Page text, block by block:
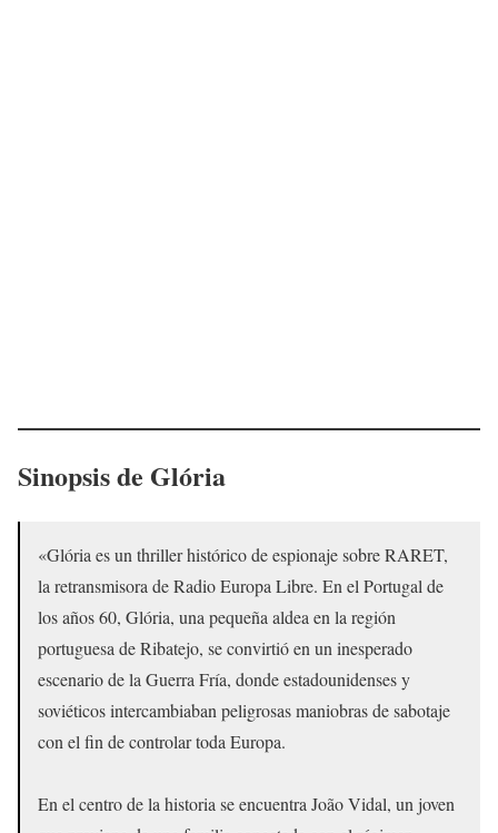
Sinopsis de Glória
«Glória es un thriller histórico de espionaje sobre RARET,
la retransmisora de Radio Europa Libre. En el Portugal de
los años 60, Glória, una pequeña aldea en la región
portuguesa de Ribatejo, se convirtió en un inesperado
escenario de la Guerra Fría, donde estadounidenses y
soviéticos intercambiaban peligrosas maniobras de sabotaje
con el fin de controlar toda Europa.
En el centro de la historia se encuentra João Vidal, un joven